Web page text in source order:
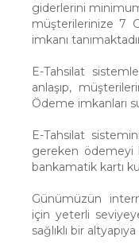
giderlerini
müşterilerinize 7
imkanı
E-Tahsilat
anlaşıp,
Ödeme imkanları
E-Tahsilat
gereken ödemeyi
bankamatik kartı
Günümüzün
için yeterli
sağlıklı bir